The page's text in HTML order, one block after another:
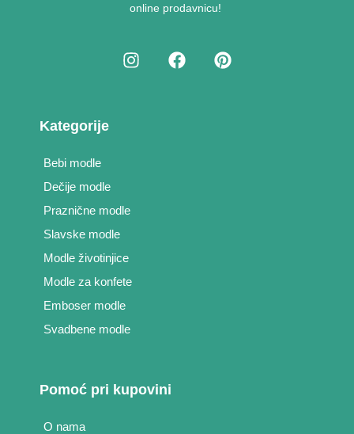
online prodavnicu!
Kategorije
Bebi modle
Dečije modle
Praznične modle
Slavske modle
Modle životinjice
Modle za konfete
Emboser modle
Svadbene modle
Pomoć pri kupovini
O nama